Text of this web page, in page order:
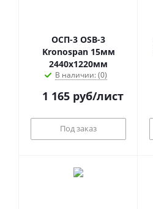
ОСП-3 OSB-3
Kronospan 15мм
2440х1220мм
В наличии: (0)
1 165руб/лист
Под заказ